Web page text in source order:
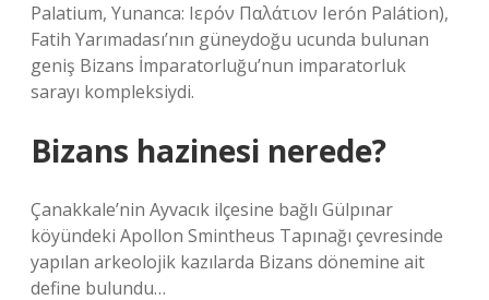
Palatium, Yunanca: Ιερόν Παλάτιον Ierón Palátion),
Fatih Yarımadası’nın güneydoğu ucunda bulunan
geniş Bizans İmparatorluğu’nun imparatorluk
sarayı kompleksiydi.
Bizans hazinesi nerede?
Çanakkale’nin Ayvacık ilçesine bağlı Gülpınar
köyündeki Apollon Smintheus Tapınağı çevresinde
yapılan arkeolojik kazılarda Bizans dönemine ait
define bulundu…